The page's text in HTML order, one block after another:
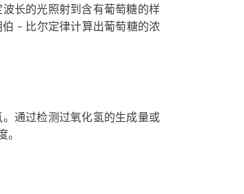
长的光照射到含有葡萄糖的样
- 比尔定律计算出葡萄糖的浓
通过检测过氧化氢的生成量或